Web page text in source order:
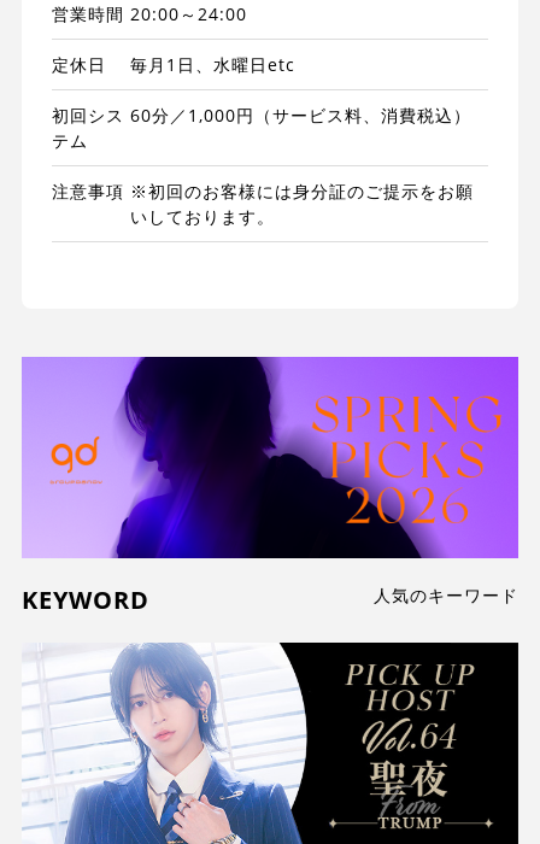
営業時間 20:00～24:00
定休日 毎月1日、水曜日etc
初回シス
テム
60分／1,000円（サービス料、消費税込）
注意事項 ※初回のお客様には身分証のご提示をお願
いしております。
KEYWORD 人気のキーワード